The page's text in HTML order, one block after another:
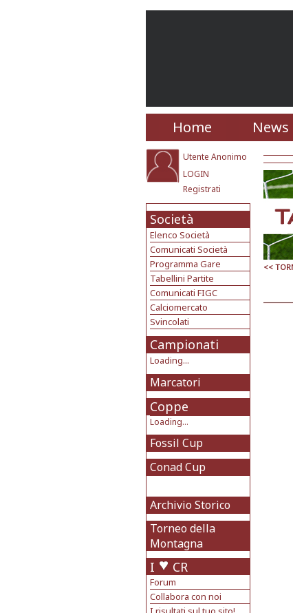
Home News
Utente Anonimo
LOGIN
Registrati
Società
Elenco Società
Comunicati Società
Programma Gare
Tabellini Partite
Comunicati FIGC
Calciomercato
Svincolati
Campionati
Loading...
Marcatori
Coppe
Loading...
Fossil Cup
Conad Cup
Archivio Storico
Torneo della
Montagna
I CR
Forum
Collabora con noi
<<